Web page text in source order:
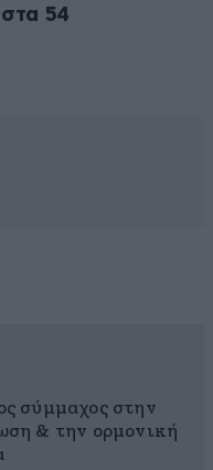
στα 54
σύμμαχος στην
& την ορμονική